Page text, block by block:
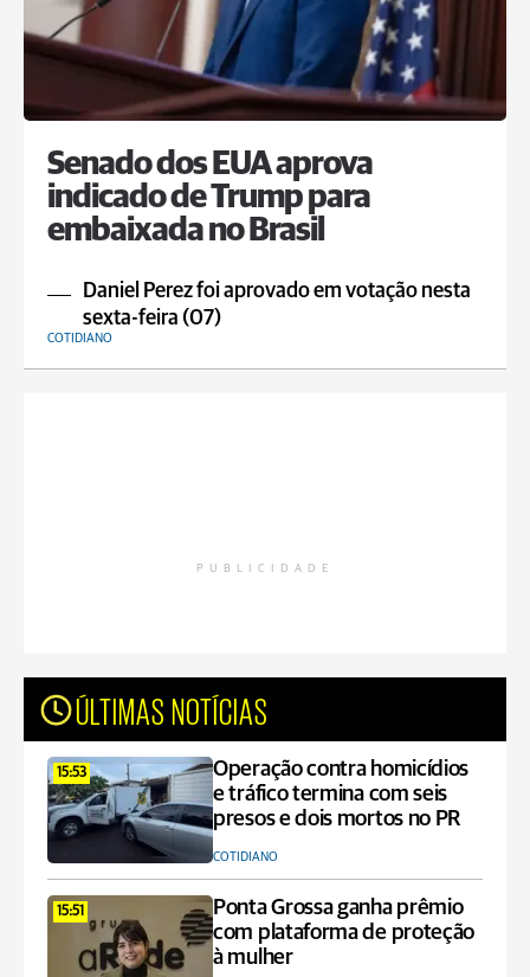
Senado dos EUA aprova
indicado de Trump para
embaixada no Brasil
Daniel Perez foi aprovado em votação nesta
sexta-feira (07)
COTIDIANO
PUBLICIDADE
ÚLTIMAS NOTÍCIAS
15:53
Operação contra homicídios
e tráfico termina com seis
presos e dois mortos no PR
COTIDIANO
15:51
Ponta Grossa ganha prêmio
com plataforma de proteção
à mulher